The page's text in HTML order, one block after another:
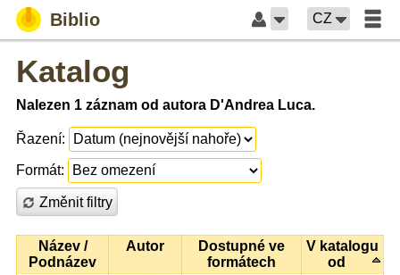
Biblio CZ
Katalog
Nalezen 1 záznam od autora D'Andrea Luca.
Řazení:
Formát:
Změnit filtry
Název /
Podnázev
Autor
Dostupné ve
formátech
V katalogu
od